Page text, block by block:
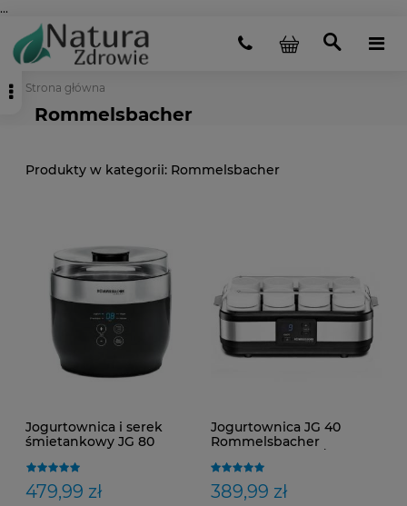
...
Strona główna
Rommelsbacher
Rommelsbacher
Jogurtownica i serek
śmietankowy JG 80
Domowy Jogurt i Serek
479,99 zł
Jogurtownica JG 40
Rommelsbacher
Dostawa 0zł
389,99 zł